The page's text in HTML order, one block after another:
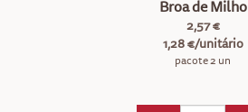
Broa de Milho
2,57 €
1,28 €/unitário
pacote 2 un